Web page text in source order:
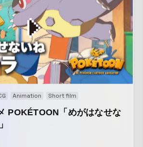
Animation Short film
⁠POKÉTOON「めがはなせな